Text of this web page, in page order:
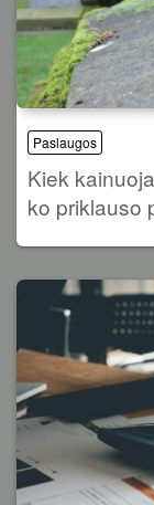
Paslaugos
Kiek
ko priklauso